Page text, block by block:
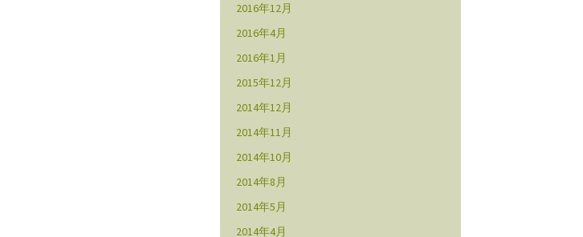
2016年12月
2016年4月
2016年1月
2015年12月
2014年12月
2014年11月
2014年10月
2014年8月
2014年5月
2014年4月